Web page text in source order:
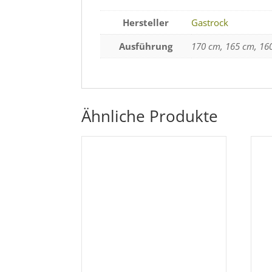
Hersteller
Gastrock
Ausführung
170 cm, 165 cm,
Ähnliche Produkte